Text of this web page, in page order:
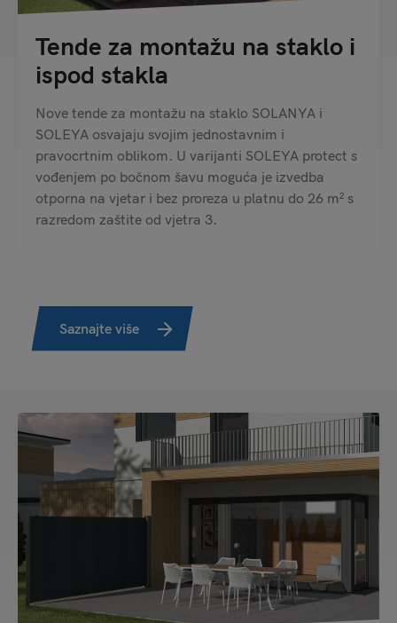
Tende za montažu na staklo i
ispod stakla
Nove tende za montažu na staklo SOLANYA i
SOLEYA osvajaju svojim jednostavnim i
pravocrtnim oblikom. U varijanti SOLEYA protect s
vođenjem po bočnom šavu moguća je izvedba
otporna na vjetar i bez proreza u platnu do 26 m² s
razredom zaštite od vjetra 3.
Saznajte više